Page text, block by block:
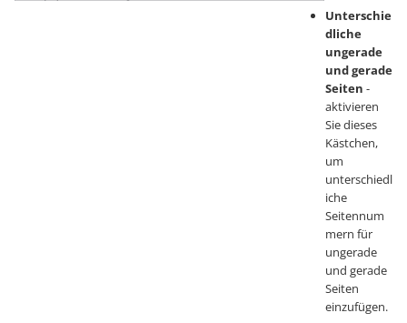
Unterschie
dliche
ungerade
und gerade
Seiten -
aktivieren
Sie dieses
Kästchen,
um
unterschiedl
iche
Seitennum
mern für
ungerade
und gerade
Seiten
einzufügen.